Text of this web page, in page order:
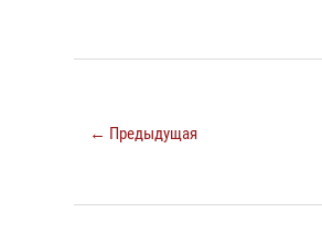
← Предыдущая